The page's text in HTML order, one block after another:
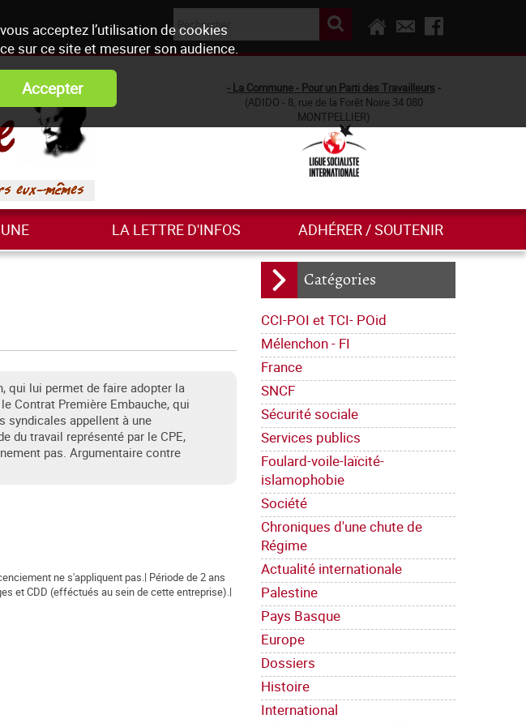
acceptez l’utilisation de cookies
sur ce site et mesurer son audience.
Accepter - La Commune - Pour un Parti des Travailleurs -
(ADIDO - 8, rue de la Forêt Noire 34 080
MONTPELLIER)
LA LETTRE D'INFOS ADHÉRER / SOUTENIR
Catégories
CCI-POI et TCI- POid
Mélenchon - FI
France
SNCF
Sécurité sociale
Services publics
Foulard-voile-laïcité-
islamophobie
Société
Chroniques d'une chute de
Régime
Actualité internationale
Palestine
Pays Basque
Europe
Dossiers
Histoire
International
qui lui permet de faire adopter la
Contrat Première Embauche, qui
syndicales appellent à une
du travail représenté par le CPE,
pas. Argumentaire contre
ne s'appliquent pas.| Période de 2 ans
et CDD (efféctués au sein de cette entreprise).|